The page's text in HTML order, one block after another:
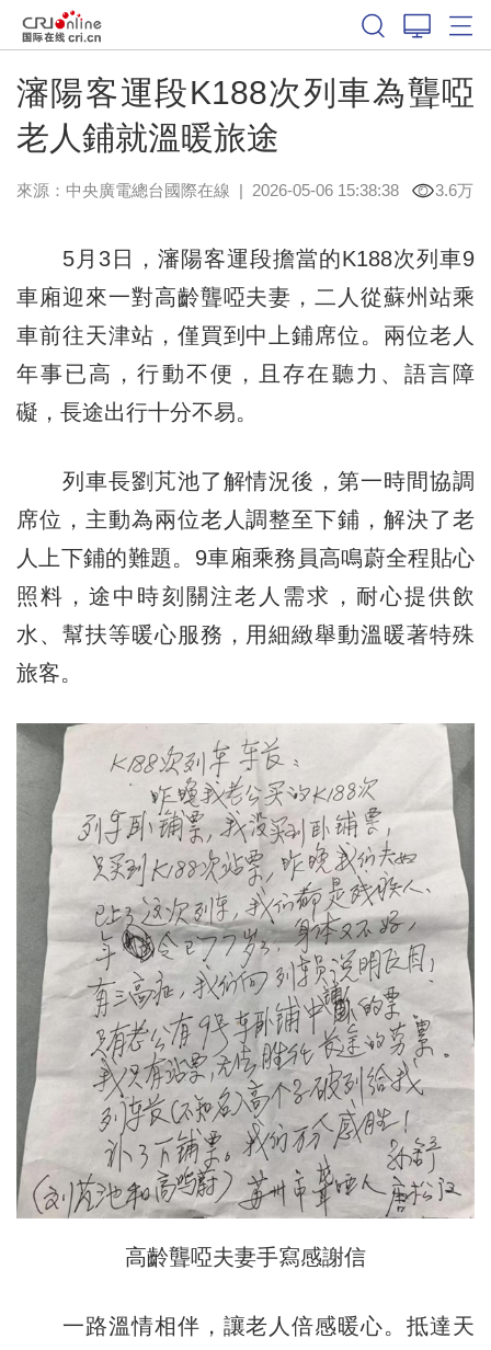
瀋陽客運段K188次列車為聾啞
老人鋪就溫暖旅途
來源：中央廣電總台國際在線 | 2026-05-06 15:38:38 3.6万
5月3日，瀋陽客運段擔當的K188次列車9
車廂迎來一對高齡聾啞夫妻，二人從蘇州站乘
車前往天津站，僅買到中上鋪席位。兩位老人
年事已高，行動不便，且存在聽力、語言障
礙，長途出行十分不易。
列車長劉芃池了解情況後，第一時間協調
席位，主動為兩位老人調整至下鋪，解決了老
人上下鋪的難題。9車廂乘務員高鳴蔚全程貼心
照料，途中時刻關注老人需求，耐心提供飲
水、幫扶等暖心服務，用細緻舉動溫暖著特殊
旅客。
高齡聾啞夫妻手寫感謝信
一路溫情相伴，讓老人倍感暖心。抵達天